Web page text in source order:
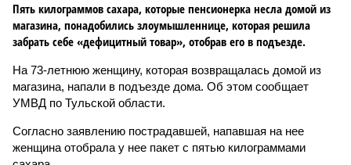
Пять килограммов сахара, которые пенсионерка несла домой из
магазина, понадобились злоумышленнице, которая решила
забрать себе «дефицитный товар», отобрав его в подъезде.
На 73-летнюю женщину, которая возвращалась домой из
магазина, напали в подъезде дома. Об этом сообщает
УМВД по Тульской области.
Согласно заявлению пострадавшей, напавшая на нее
женщина отобрала у нее пакет с пятью килограммами